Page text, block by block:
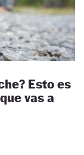
Esto es
vas a